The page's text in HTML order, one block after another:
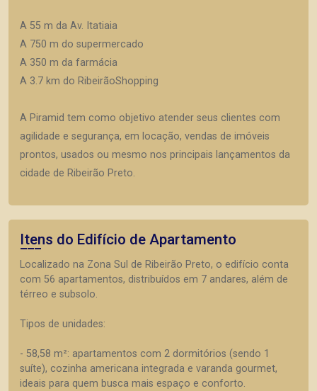
A 55 m da Av. Itatiaia
A 750 m do supermercado
A 350 m da farmácia
A 3.7 km do RibeirãoShopping
A Piramid tem como objetivo atender seus clientes com
agilidade e segurança, em locação, vendas de imóveis
prontos, usados ou mesmo nos principais lançamentos da
cidade de Ribeirão Preto.
Itens do Edifício de Apartamento
Localizado na Zona Sul de Ribeirão Preto, o edifício conta
com 56 apartamentos, distribuídos em 7 andares, além de
térreo e subsolo.
Tipos de unidades:
- 58,58 m²: apartamentos com 2 dormitórios (sendo 1
suíte), cozinha americana integrada e varanda gourmet,
ideais para quem busca mais espaço e conforto.